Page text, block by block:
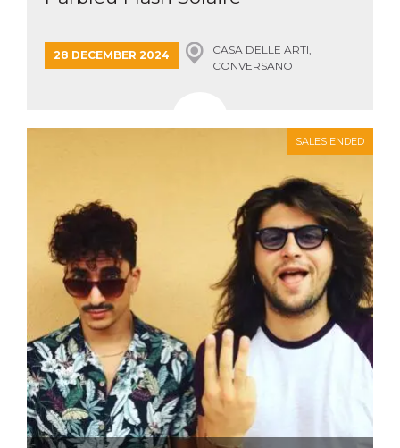
28 DECEMBER 2024
CASA DELLE ARTI,
CONVERSANO
SALES ENDED